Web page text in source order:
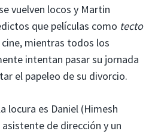
vuelven locos y Martin
que películas como tecto
mientras todos los
intentan pasar su jornada
el papeleo de su divorcio.
locura es Daniel (Himesh
de dirección y un